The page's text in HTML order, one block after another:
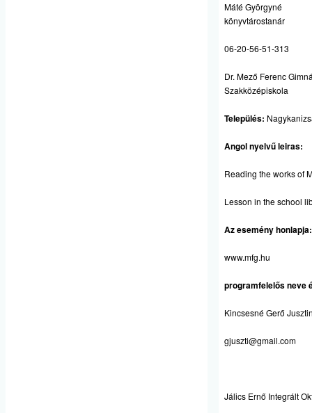
Máté Györgyné
könyvtárostanár
06-20-56-51-313
Dr. Mező Ferenc
Szakközépiskola
Település:
Angol nyelvű leiras:
Reading the works of
Lesson in the school
Az esemény honlapja:
www.mfg.hu
programfelelős neve
Kincsesné Gerő
gjuszti@gmail.com
Jálics Ernő Integrált